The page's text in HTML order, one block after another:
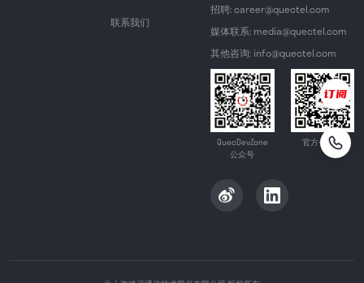
联系我们
招聘: career@quectel.com
媒体联系: media@quectel.com
其他咨询: info@quectel.com
QuecDevZone
公众号
官方公众号